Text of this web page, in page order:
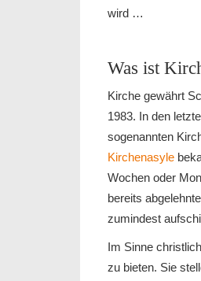
wird …
Was ist
Kirche gewährt
1983. In den
sogenannten
Kirchenasyle
Wochen oder
bereits
zumindest
Im Sinne
zu bieten. Sie